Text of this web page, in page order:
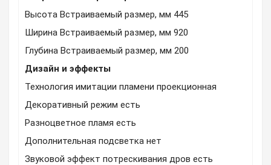
Высота Встраиваемый размер, мм 445
Ширина Встраиваемый размер, мм 920
Глубина Встраиваемый размер, мм 200
Дизайн и эффекты
Технология имитации пламени проекционная
Декоративный режим есть
Разноцветное пламя есть
Дополнительная подсветка нет
Звуковой эффект потрескивания дров есть